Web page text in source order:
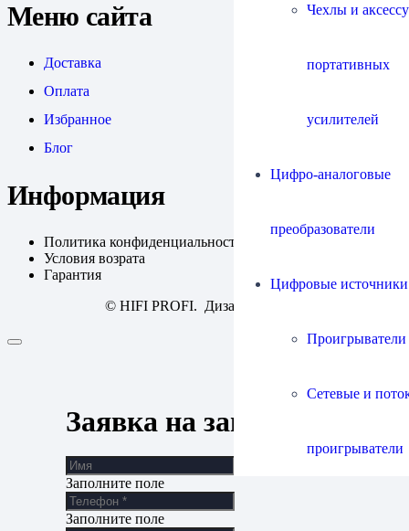
Чехлы и
портативных
усилителей
Цифро-аналоговые
преобразователи
Цифровые источники
Сетевые и
проигрыватели
Меню сайта
Доставка
Оплата
Избранное
Блог
Информация
Политика конфиденциальности
Условия возрата
Гарантия
© HIFI PROFI. Дизайн:
Заявка на запись
Заполните поле
Заполните поле